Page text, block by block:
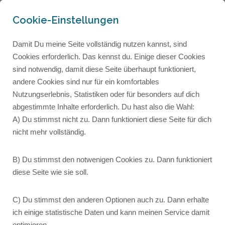
022: Sprechwege mit
Cookie-Einstellungen
Damit Du meine Seite vollständig nutzen kannst, sind
Cookies erforderlich. Das kennst du. Einige dieser Cookies
sind notwendig, damit diese Seite überhaupt funktioniert,
andere Cookies sind nur für ein komfortables
Nutzungserlebnis, Statistiken oder für besonders auf dich
abgestimmte Inhalte erforderlich. Du hast also die Wahl:
A) Du stimmst nicht zu. Dann funktioniert diese Seite für dich
nicht mehr vollständig.
B) Du stimmst den notwenigen Cookies zu. Dann funktioniert
diese Seite wie sie soll.
C) Du stimmst den anderen Optionen auch zu. Dann erhalte
ich einige statistische Daten und kann meinen Service damit